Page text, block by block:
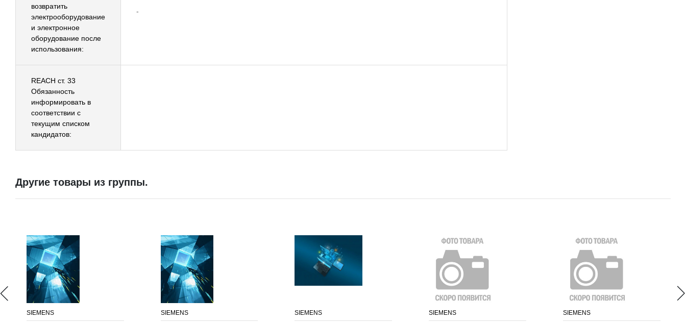
возвратить
электрооборудование
и электронное
оборудование после
использования:
-
REACH ст. 33
Обязанность
информировать в
соответствии с
текущим списком
кандидатов:
Другие товары из группы.
SIEMENS SIEMENS SIEMENS SIEMENS SIEMENS